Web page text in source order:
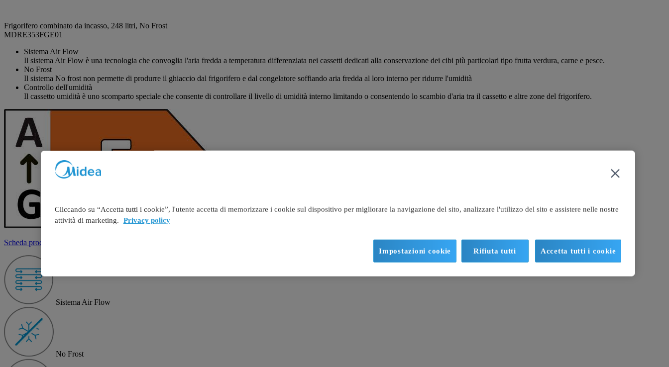
Frigorifero combinato da incasso, 248 litri, No Frost
MDRE353FGE01
Sistema Air Flow
Il sistema Air Flow è una tecnologia che convoglia l'aria fredda a temperatura differenziata nei cassetti dedicati alla conservazione dei cibi più particolari tipo frutta verdura, carne e pesce.
No Frost
Il sistema No frost non permette di produrre il ghiaccio dal frigorifero e dal congelatore soffiando aria fredda al loro interno per ridurre l'umidità
Controllo dell'umidità
Il cassetto umidità è uno scomparto speciale che consente di controllare il livello di umidità interno limitando o consentendo lo scambio d'aria tra il cassetto e altre zone del frigorifero.
Scheda prodotto
Sistema Air Flow
No Frost
Cliccando su “Accetta tutti i cookie”, l'utente accetta di memorizzare i cookie sul dispositivo per migliorare la navigazione del sito, analizzare l'utilizzo del sito e assistere nelle nostre
attività di marketing.
Privacy policy
Rifiuta tutti Accetta tutti i cookie
Impostazioni cookie